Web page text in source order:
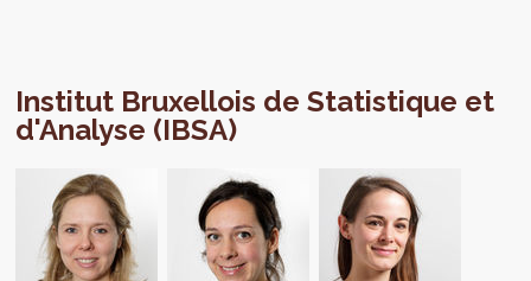
Institut Bruxellois de Statistique et
d'Analyse (IBSA)